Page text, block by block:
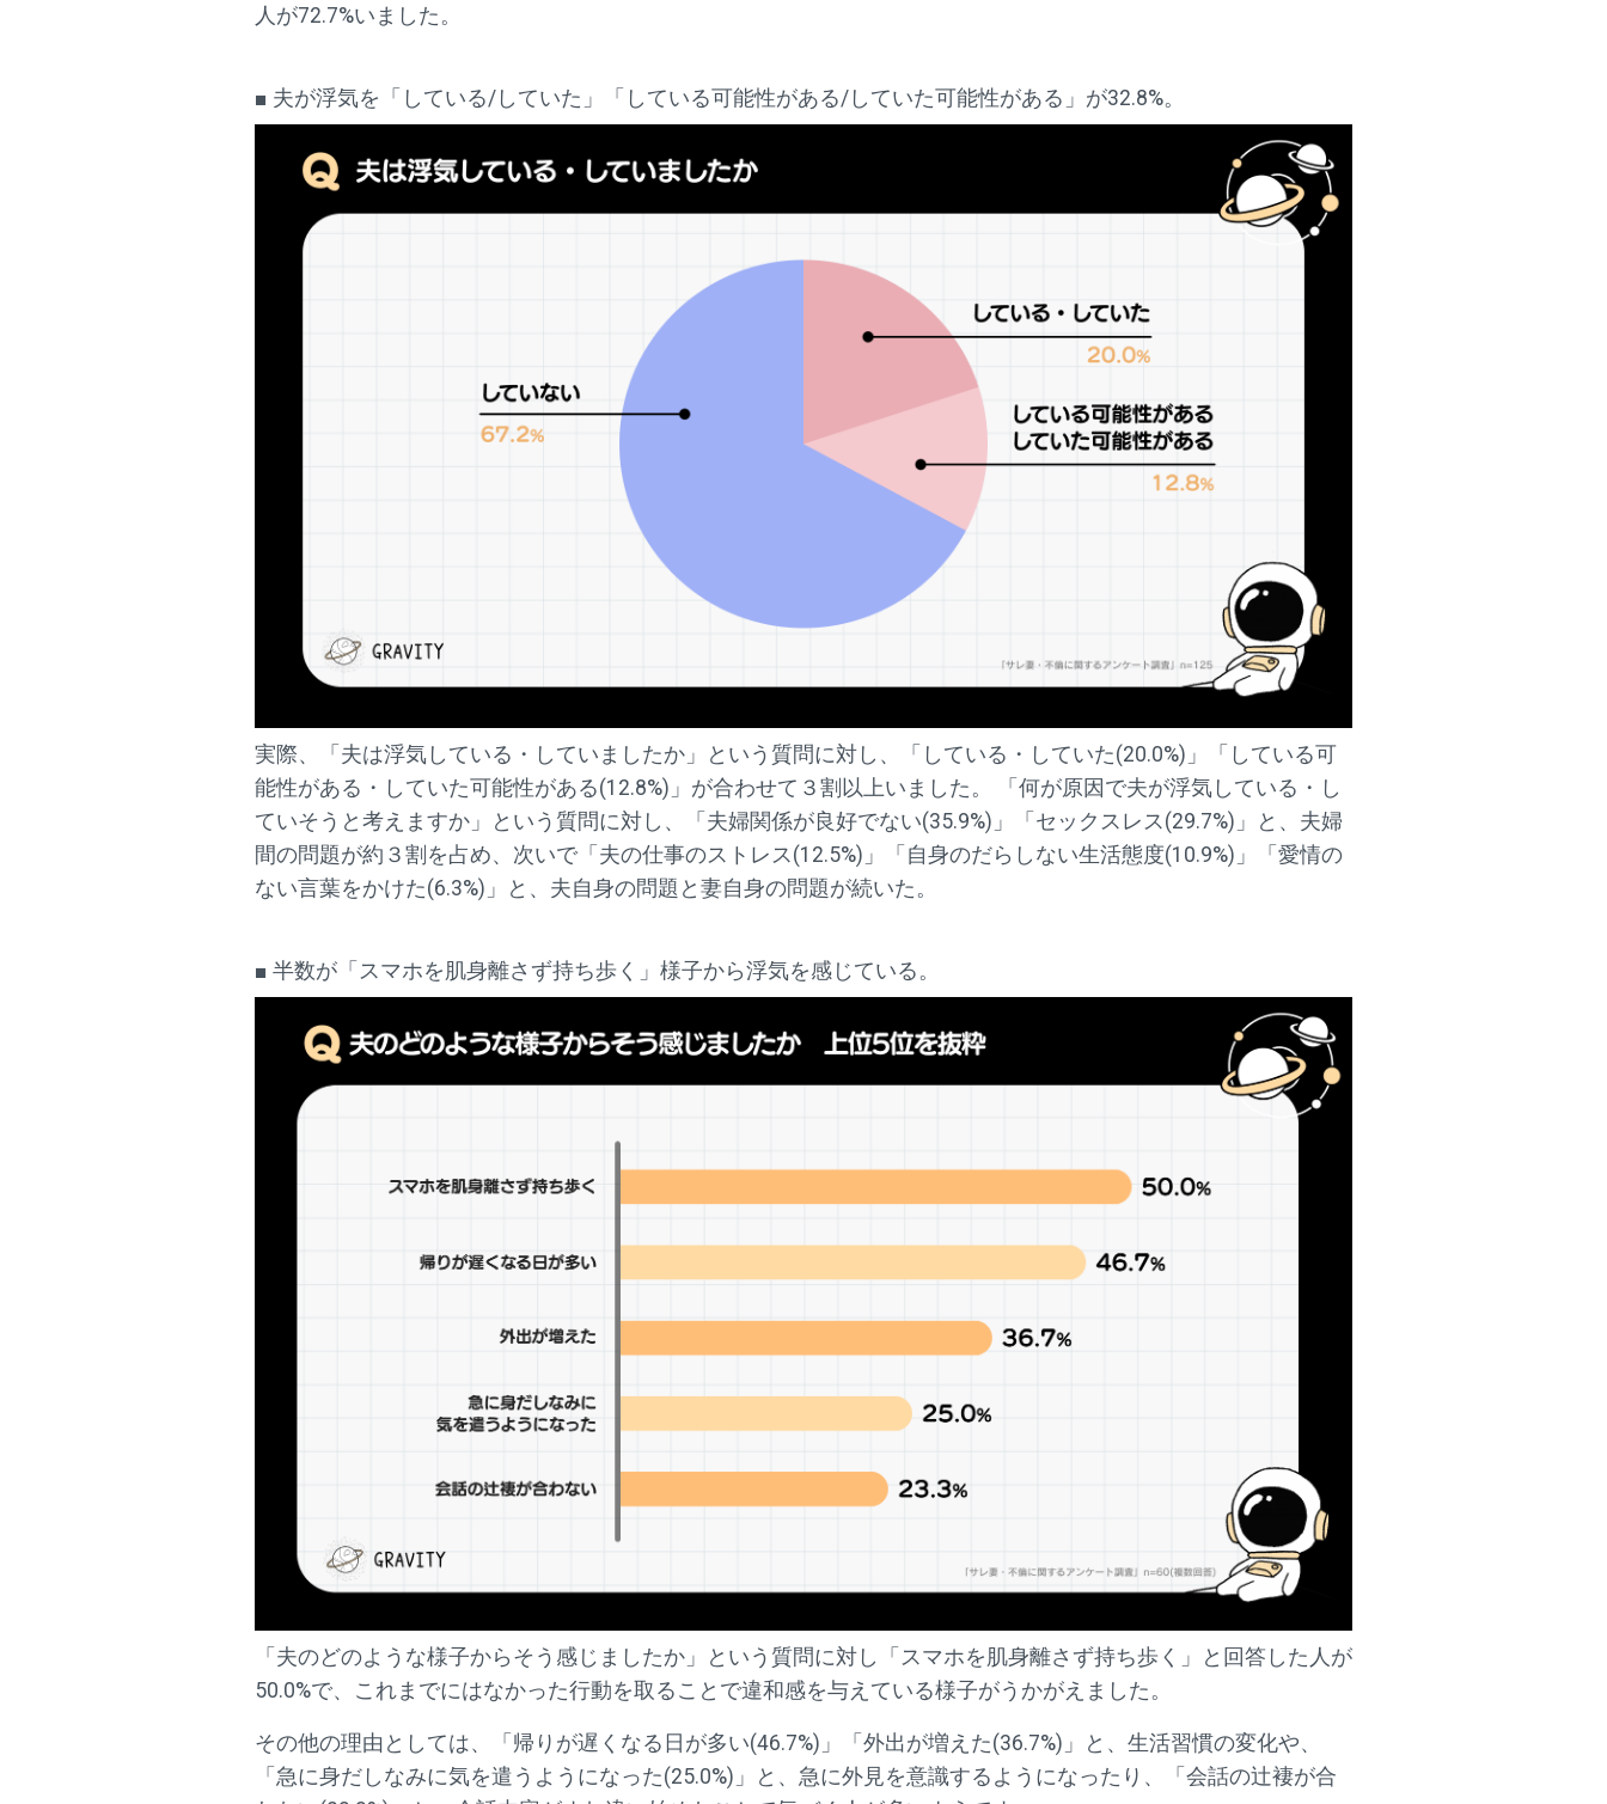
人が72.7%いました。
■ 夫が浮気を「している/していた」「している可能性がある/していた可能性がある」が32.8%。
実際、「夫は浮気している・していましたか」という質問に対し、「している・していた(20.0%)」「している可
能性がある・していた可能性がある(12.8%)」が合わせて３割以上いました。 「何が原因で夫が浮気している・し
ていそうと考えますか」という質問に対し、「夫婦関係が良好でない(35.9%)」「セックスレス(29.7%)」と、夫婦
間の問題が約３割を占め、次いで「夫の仕事のストレス(12.5%)」「自身のだらしない生活態度(10.9%)」「愛情の
ない言葉をかけた(6.3%)」と、夫自身の問題と妻自身の問題が続いた。
■ 半数が「スマホを肌身離さず持ち歩く」様子から浮気を感じている。
「夫のどのような様子からそう感じましたか」という質問に対し「スマホを肌身離さず持ち歩く」と回答した人が
50.0%で、これまでにはなかった行動を取ることで違和感を与えている様子がうかがえました。
その他の理由としては、「帰りが遅くなる日が多い(46.7%)」「外出が増えた(36.7%)」と、生活習慣の変化や、
「急に身だしなみに気を遣うようになった(25.0%)」と、急に外見を意識するようになったり、「会話の辻褄が合